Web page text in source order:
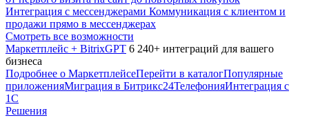
Интеграция с мессенджерами Коммуникация с клиентом и
продажи прямо в мессенджерах
Смотреть все возможности
Маркетплейс + BitrixGPT 6 240+ интеграций для вашего
бизнеса
Подробнее о МаркетплейсеПерейти в каталогПопулярные
приложенияМиграция в Битрикс24ТелефонияИнтеграция с
1С
Решения